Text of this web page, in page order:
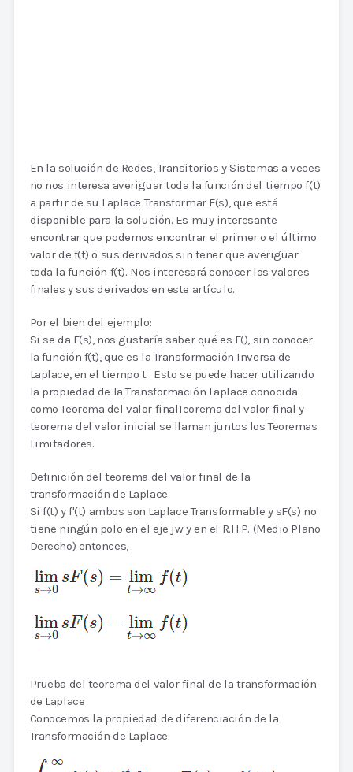
En la solución de Redes, Transitorios y Sistemas a veces
no nos interesa averiguar toda la función del tiempo f(t)
a partir de su Laplace Transformar F(s), que está
disponible para la solución. Es muy interesante
encontrar que podemos encontrar el primer o el último
valor de f(t) o sus derivados sin tener que averiguar
toda la función f(t). Nos interesará conocer los valores
finales y sus derivados en este artículo.
Por el bien del ejemplo:
Si se da F(s), nos gustaría saber qué es F(), sin conocer
la función f(t), que es la Transformación Inversa de
Laplace, en el tiempo t . Esto se puede hacer utilizando
la propiedad de la Transformación Laplace conocida
como Teorema del valor finalTeorema del valor final y
teorema del valor inicial se llaman juntos los Teoremas
Limitadores.
Definición del teorema del valor final de la
transformación de Laplace
Si f(t) y f'(t) ambos son Laplace Transformable y sF(s) no
tiene ningún polo en el eje jw y en el R.H.P. (Medio Plano
Derecho) entonces,
Prueba del teorema del valor final de la transformación
de Laplace
Conocemos la propiedad de diferenciación de la
Transformación de Laplace: